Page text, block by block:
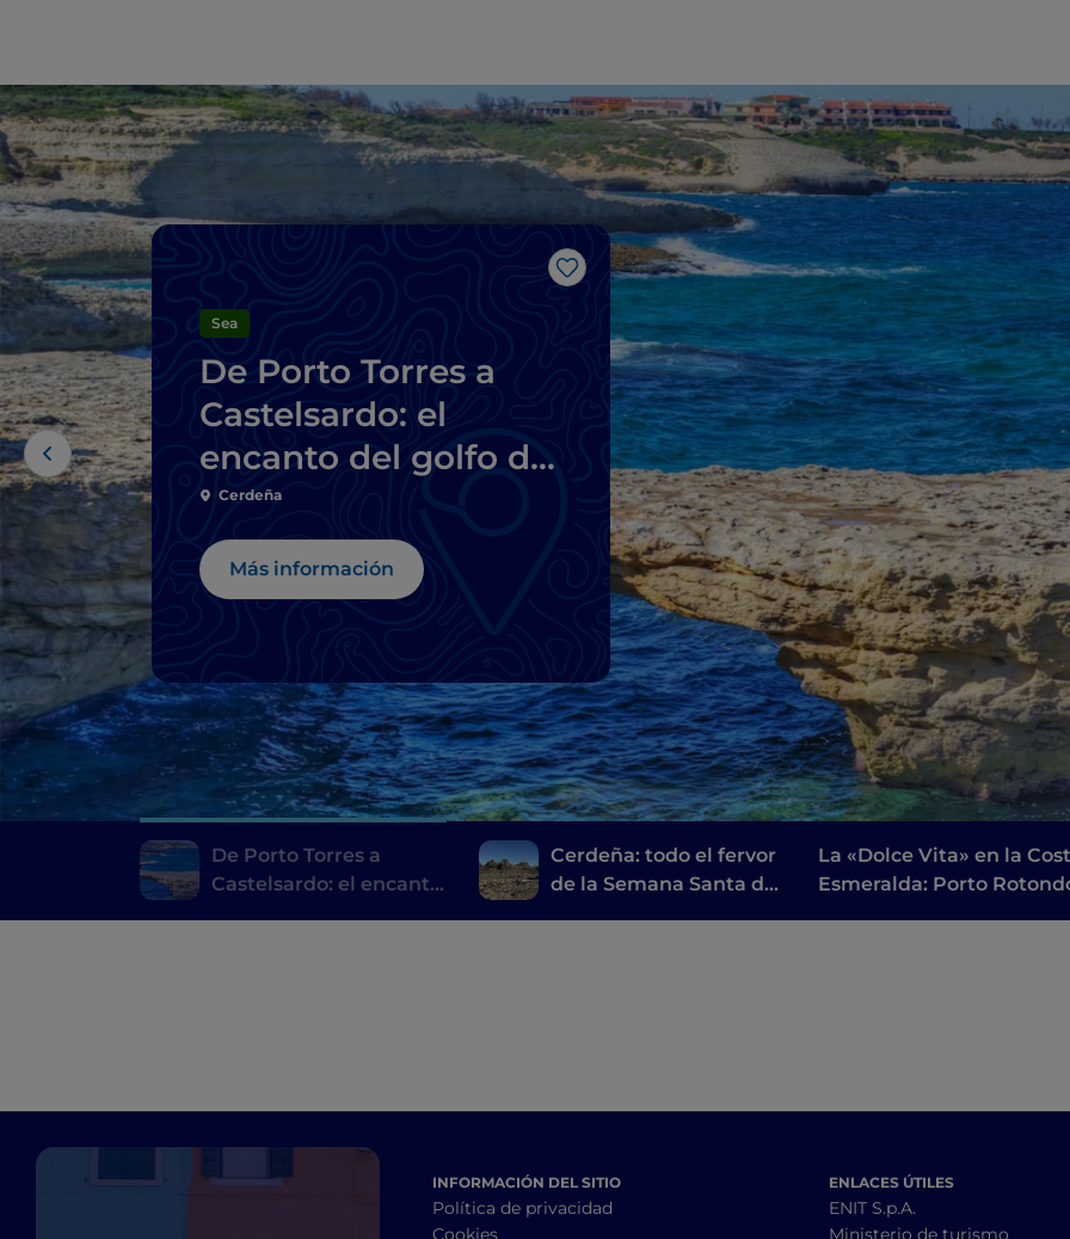
Me gusta
Sea
De Porto Torres a
Castelsardo: el
encanto del golfo de
Asinara
Cerdeña
Más información
De Porto Torres a
Castelsardo: el encanto
Cerdeña: todo el fervor
de la Semana Santa del
La «Dolce Vita» en la
Esmeralda: Porto
INFORMACIÓN DEL SITIO
Política de privacidad
Cookies
ENLACES ÚTILES
ENIT S.p.A.
Ministerio de turismo